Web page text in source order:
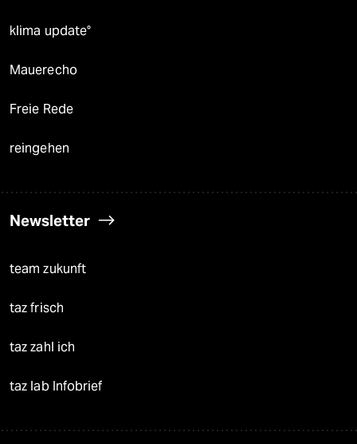
klima update°
Mauerecho
Freie Rede
reingehen
Newsletter
team zukunft
taz frisch
taz zahl ich
taz lab Infobrief